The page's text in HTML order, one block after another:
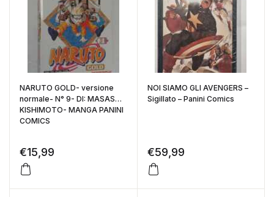
NARUTO GOLD- versione
normale- N° 9- DI: MASASHI
KISHIMOTO- MANGA PANINI
COMICS
€15,99
NOI SIAMO GLI AVENGERS –
Sigillato – Panini Comics
€59,99